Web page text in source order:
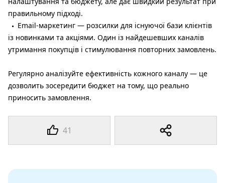
41
правильному підході.
Email-маркетинг — розсилки для існуючої бази клієнтів
із новинками та акціями. Один із найдешевших каналів
утримання покупців і стимулювання повторних замовлень.
Регулярно аналізуйте ефективність кожного каналу — це
дозволить зосередити бюджет на тому, що реально
приносить замовлення.